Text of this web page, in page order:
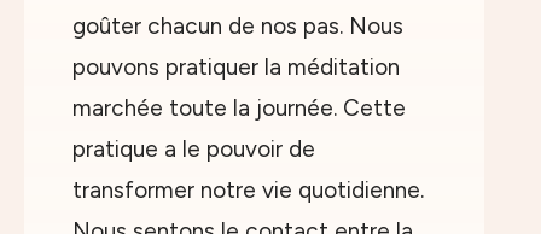
goûter chacun de nos pas. Nous
pouvons pratiquer la méditation
marchée toute la journée. Cette
pratique a le pouvoir de
transformer notre vie quotidienne.